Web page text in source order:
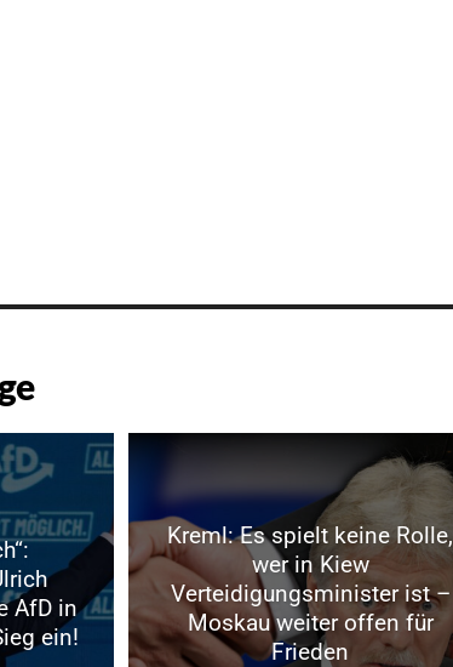
AfD in
ein!
Kreml: Es spielt keine Rolle,
wer in Kiew
Verteidigungsminister ist –
Moskau weiter offen für
Frieden